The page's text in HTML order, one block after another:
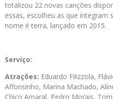
totalizou 22 novas canções
essas, escolheu as que integram
nome é terra, lançado em 2015.
Serviço:
Atrações: Eduardo Filizzola,
Affonsinho, Marina Machado,
Chico Amaral, Pedro Morais,